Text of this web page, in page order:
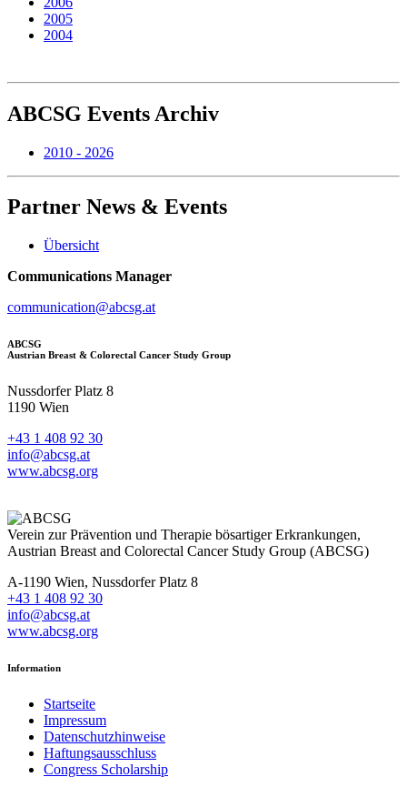
2005
2004
ABCSG Events Archiv
2010 - 2026
Partner News & Events
Übersicht
Communications Manager
communication@abcsg.at
ABCSG
Austrian Breast & Colorectal Cancer Study Group
Nussdorfer Platz 8
1190 Wien
+43 1 408 92 30
info@abcsg.at
www.abcsg.org
Verein zur Prävention und Therapie bösartiger Erkrankungen,
Austrian Breast and Colorectal Cancer Study Group (ABCSG)
A-1190 Wien, Nussdorfer Platz 8
+43 1 408 92 30
info@abcsg.at
www.abcsg.org
Information
Startseite
Impressum
Datenschutzhinweise
Haftungsausschluss
Congress Scholarship